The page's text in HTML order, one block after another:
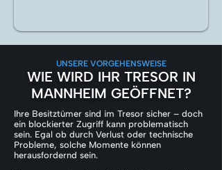
UNSERE VORGEHENSWEISE
WIE WIRD IHR TRESOR IN
MANNHEIM GEÖFFNET?
Ihre Besitztümer sind im Tresor sicher – doch
ein blockierter Zugriff kann problematisch
sein. Egal ob durch Verlust oder technische
Probleme, solche Momente können
herausfordernd sein.